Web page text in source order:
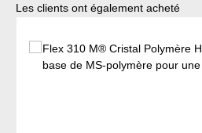
Ignorer la galerie de produits
Les clients ont également acheté